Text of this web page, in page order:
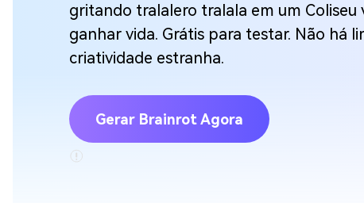
gritando tralalero tralala em um Coliseu
ganhar vida. Grátis para testar. Não há
criatividade estranha.
Gerar Brainrot Agora